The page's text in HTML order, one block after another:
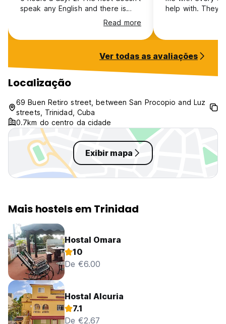
speak any English and there is
almost no internet connection
here so you cannot communicate
unless you speak Spanish 3. No
for travel along with language
issue and I had to book
everything by myself
Read more
help with. They
cooked me the
also very nice.
Ver todas as avaliações
Localização
69 Buen Retiro street, between San Procopio and Luz
streets, Trinidad, Cuba
0.7km do centro da cidade
Exibir mapa
Mais hostels em Trinidad
Hostal Omara
10
De €6.00
Hostal Alcuria
7.1
De €2.67